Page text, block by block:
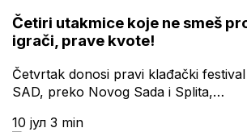
Četiri utakmice koje ne smeš
igrači, prave kvote!
Četvrtak donosi pravi klađački
SAD, preko Novog Sada i Splita,…
10 јул 3 min